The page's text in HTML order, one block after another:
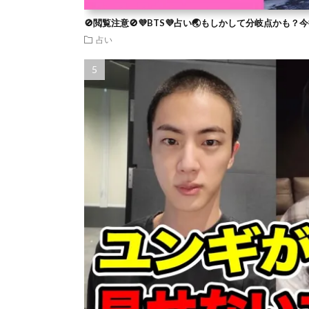
🚫閲覧注意🚫💜BTS💜占い🌏もしかして分岐点かも？
占い